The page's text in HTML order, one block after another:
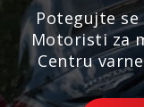
Potegujte se
Motoristi za
Centru